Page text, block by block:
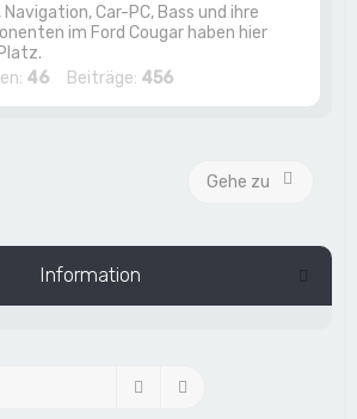
Navigation, Car-PC, Bass und ihre
im Ford Cougar haben hier
46 Beiträge: 456
Gehe zu
Information
Suche